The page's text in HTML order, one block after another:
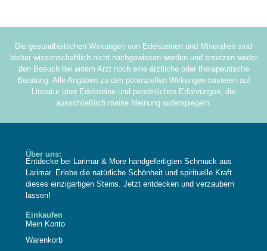
Die gesundheitlichen Wirkungen von Edelsteinen und Mineralien sind
bisher wissenschaftlich nicht nachgewiesen worden und ersetzen weder
den Besuch bei einem Arzt noch eine ärztliche oder therapeutische
Beratung. Alle Angaben zu den potenziellen Wirkungen basieren auf
Literatur über Edelsteine und persönlichen Erfahrungen, die
ausschließlich meine Meinung widerspiegeln.
Über uns:
Entdecke bei Larimar & More handgefertigten Schmuck aus
Larimar. Erlebe die natürliche Schönheit und spirituelle Kraft
dieses einzigartigen Steins. Jetzt entdecken und verzaubern
lassen!
Einkaufen
Mein Konto
Warenkorb